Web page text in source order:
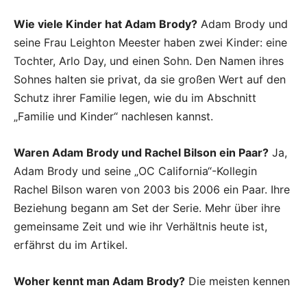
Wie viele Kinder hat Adam Brody? Adam Brody und
seine Frau Leighton Meester haben zwei Kinder: eine
Tochter, Arlo Day, und einen Sohn. Den Namen ihres
Sohnes halten sie privat, da sie großen Wert auf den
Schutz ihrer Familie legen, wie du im Abschnitt
„Familie und Kinder“ nachlesen kannst.
Waren Adam Brody und Rachel Bilson ein Paar? Ja,
Adam Brody und seine „OC California“-Kollegin
Rachel Bilson waren von 2003 bis 2006 ein Paar. Ihre
Beziehung begann am Set der Serie. Mehr über ihre
gemeinsame Zeit und wie ihr Verhältnis heute ist,
erfährst du im Artikel.
Woher kennt man Adam Brody? Die meisten kennen